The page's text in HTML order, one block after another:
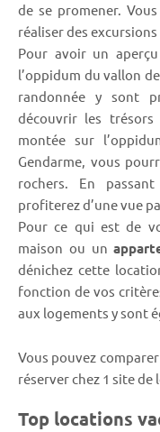
de se promener.
réaliser des
Pour avoir un
l’oppidum du vallon
randonnée y sont
découvrir les
montée sur
Gendarme, vous
rochers. En
profiterez d’une vue
Pour ce qui est de
maison ou un
dénichez cette
fonction de vos
aux logements y sont
Vous pouvez
réserver chez 1 site
Top locations